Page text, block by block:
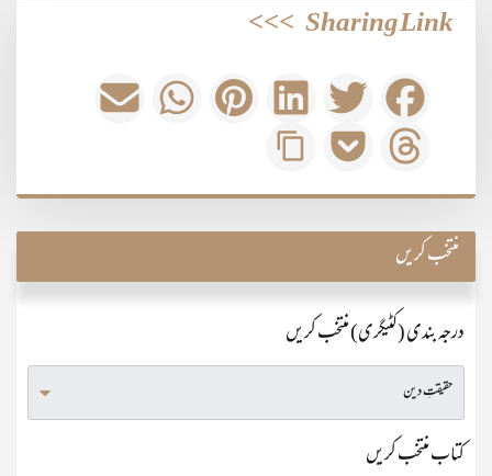
Sharing Link
>>>
منتخب کریں
درجہ بندی (کٹیگری) منتخب کریں
کتاب منتخب کریں